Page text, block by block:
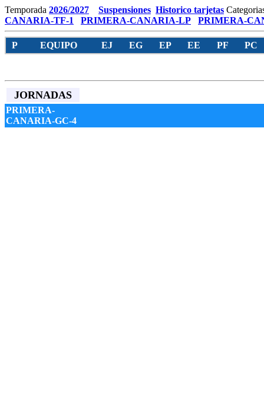
Temporada 2026/2027 Suspensiones Historico tarjetas
CANARIA-TF-1
PRIMERA-CANARIA-LP PRIMERA-
P EQUIPO EJ EG EP EE PF PC
JORNADAS
PRIMERA-
CANARIA-GC-4